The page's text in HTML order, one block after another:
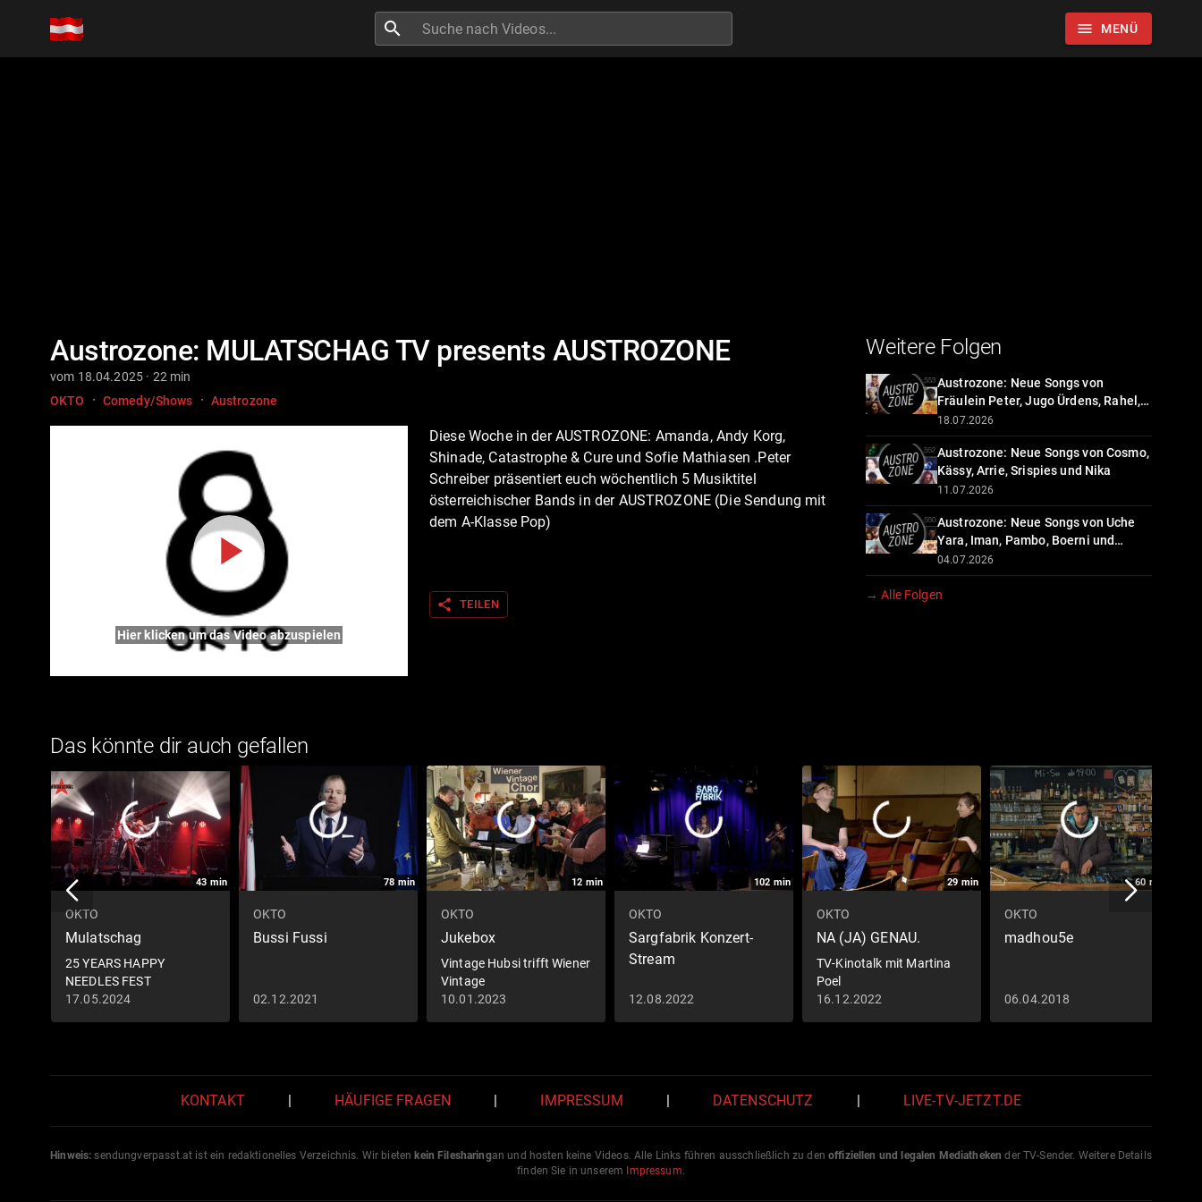
search menu MENÜ
Austrozone: MULATSCHAG TV presents AUSTROZONE
vom 18.04.2025 · 22 min
OKTO
· Comedy/Shows · Austrozone
Hier klicken um das Video abzuspielen
Diese Woche in der AUSTROZONE: Amanda, Andy Korg,
Shinade, Catastrophe & Cure und Sofie Mathiasen .Peter
Schreiber präsentiert euch wöchentlich 5 Musiktitel
österreichischer Bands in der AUSTROZONE (Die Sendung mit
dem A-Klasse Pop)
share TEILEN
Weitere Folgen
Austrozone: Neue Songs von
Fräulein Peter, Jugo Ürdens, Rahel,
Bac, Yan Nay und Cheesy
18.07.2026
Austrozone: Neue Songs von Cosmo,
Kässy, Arrie, Srispies und Nika
11.07.2026
Austrozone: Neue Songs von Uche
Yara, Iman, Pambo, Boerni und
Jacob Elias
04.07.2026
→ Alle Folgen
Das könnte dir auch gefallen
43 min
OKTO
Mulatschag
25 YEARS HAPPY
NEEDLES FEST
17.05.2024
78 min
OKTO
Bussi Fussi
02.12.2021
12 min
OKTO
Jukebox
Vintage Hubsi trifft Wiener
Vintage
10.01.2023
102 min
OKTO
Sargfabrik Konzert-
Stream
12.08.2022
29 min
OKTO
NA (JA) GENAU.
TV-Kinotalk mit Martina
Poel
16.12.2022
60 min
OKTO
madhou5e
06.04.2018
KONTAKT HÄUFIGE FRAGEN IMPRESSUM DATENSCHUTZ LIVE-TV-JETZT.DE
Hinweis: sendungverpasst.at ist ein redaktionelles Verzeichnis. Wir bieten kein Filesharingan und hosten keine Videos. Alle Links führen ausschließlich zu den offiziellen und legalen Mediatheken der TV-Sender. Weitere Details
finden Sie in unserem Impressum.